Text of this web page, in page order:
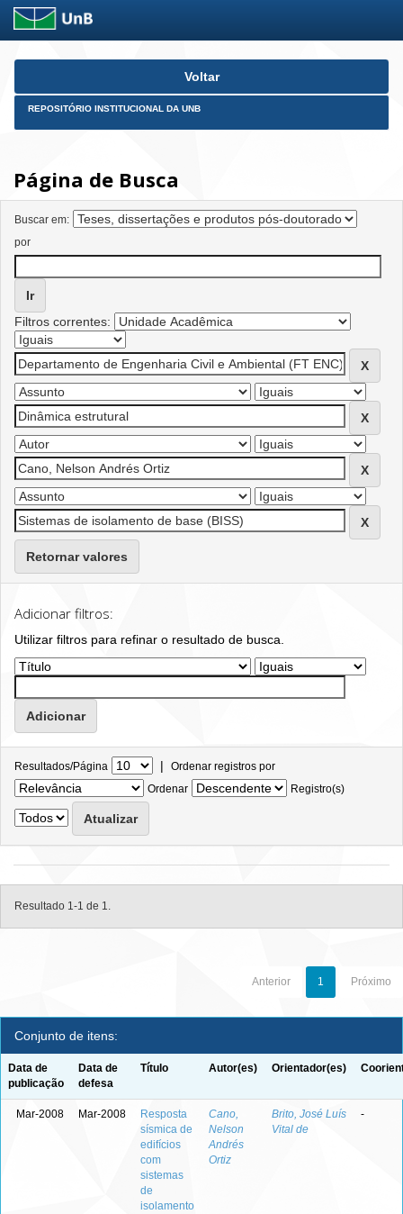
Skip
Voltar
REPOSITÓRIO INSTITUCIONAL DA UNB
Página de Busca
Buscar em:
por
Filtros correntes:
Retornar valores
Adicionar filtros:
Utilizar filtros para refinar o resultado de busca.
Resultados/Página | Ordenar registros por
Ordenar
Registro(s)
Resultado 1-1 de 1.
Anterior 1 Próximo
Conjunto de itens:
Data de
publicação
Data de
defesa
Título Autor(es) Orientador(es)
Mar-2008 Mar-2008
Resposta
sísmica de
edifícios
com
sistemas
de
isolamento
Cano,
Nelson
Andrés
Ortiz
Brito, José Luís
Vital de
-